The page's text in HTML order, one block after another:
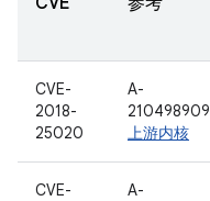
CVE-
2018-
25020
A-
210498909
上游内核
CVE-
A-